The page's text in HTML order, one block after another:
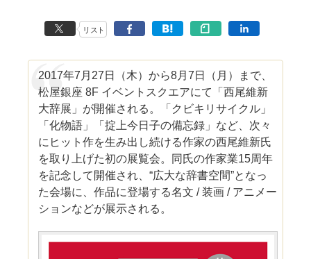
リスト
2017年7月27日（木）から8月7日（月）まで、
松屋銀座 8F イベントスクエアにて「西尾維新
大辞展」が開催される。「クビキリサイクル」
「化物語」「掟上今日子の備忘録」など、次々
にヒット作を生み出し続ける作家の西尾維新氏
を取り上げた初の展覧会。同氏の作家業15周年
を記念して開催され、“広大な辞書空間”となっ
た会場に、作品に登場する名文 / 装画 / アニメー
ションなどが展示される。